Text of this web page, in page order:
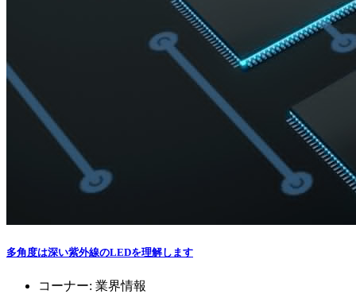
多角度は深い紫外線のLEDを理解します
コーナー: 業界情報